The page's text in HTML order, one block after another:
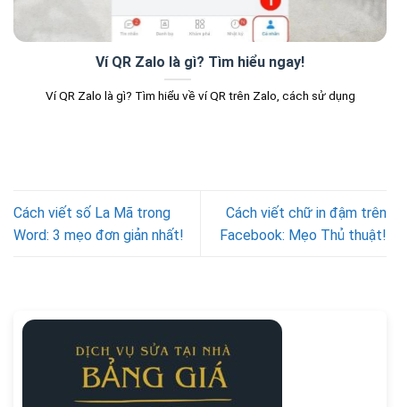
Ví QR Zalo là gì? Tìm hiểu ngay!
Ví QR Zalo là gì? Tìm hiểu về ví QR trên Zalo, cách sử dụng
Cách viết số La Mã trong
Word: 3 mẹo đơn giản nhất!
Cách viết chữ in đậm trên
Facebook: Mẹo Thủ thuật!